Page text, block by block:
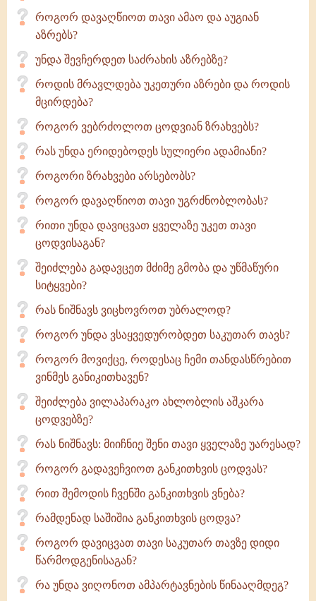
როგორ დავაღწიოთ თავი ამაო და აუგიან
აზრებს?
უნდა შევჩერდეთ საძრახის აზრებზე?
როდის მრავლდება უკეთური აზრები და როდის
მცირდება?
როგორ ვებრძოლოთ ცოდვიან ზრახვებს?
რას უნდა ერიდებოდეს სულიერი ადამიანი?
როგორი ზრახვები არსებობს?
როგორ დავაღწიოთ თავი უგრძნობლობას?
რითი უნდა დავიცვათ ყველაზე უკეთ თავი
ცოდვისაგან?
შეიძლება გადავცეთ მძიმე გმობა და უწმაწური
სიტყვები?
რას ნიშნავს ვიცხოვროთ უბრალოდ?
როგორ უნდა ვსაყვედურობდეთ საკუთარ თავს?
როგორ მოვიქცე, როდესაც ჩემი თანდასწრებით
ვინმეს განიკითხავენ?
შეიძლება ვილაპარაკო ახლობლის აშკარა
ცოდვებზე?
რას ნიშნავს: მიიჩნიე შენი თავი ყველაზე უარესად?
როგორ გადავეჩვიოთ განკითხვის ცოდვას?
რით შემოდის ჩვენში განკითხვის ვნება?
რამდენად საშიშია განკითხვის ცოდვა?
როგორ დავიცვათ თავი საკუთარ თავზე დიდი
წარმოდგენისაგან?
რა უნდა ვიღონოთ ამპარტავნების წინააღმდეგ?